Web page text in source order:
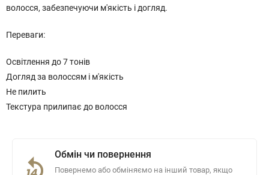
волосся, забезпечуючи м'якість і догляд.
Переваги:
Освітлення до 7 тонів
Догляд за волоссям і м'якість
Не пилить
Текстура прилипає до волосся
Обмін чи повернення
Повернемо або обміняємо на інший товар, якщо